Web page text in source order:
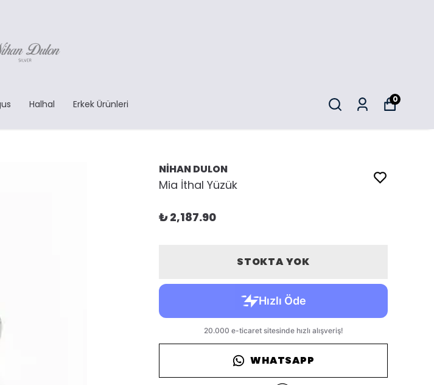
Halhal Erkek Ürünleri 0
NİHAN DULON
Mia İthal Yüzük
₺ 2,187.90
STOKTA YOK
WHATSAPP